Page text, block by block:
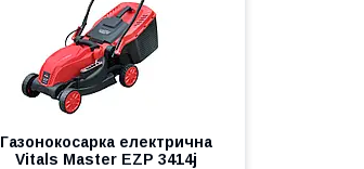
Газонокосарка електрична
Vitals Master EZP 3414j